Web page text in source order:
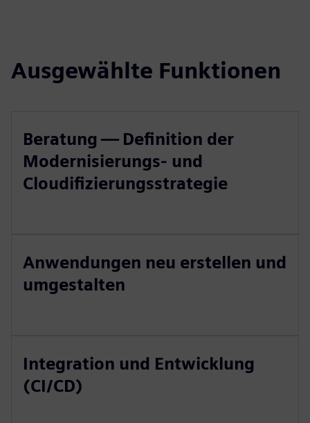
Ausgewählte Funktionen
Beratung — Definition der
Modernisierungs- und
Cloudifizierungsstrategie
Anwendungen neu erstellen und
umgestalten
Integration und Entwicklung
(CI/CD)